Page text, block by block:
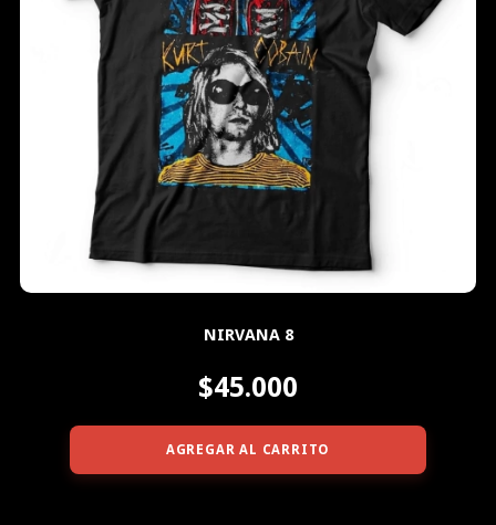
NIRVANA 8
$45.000
AGREGAR AL CARRITO